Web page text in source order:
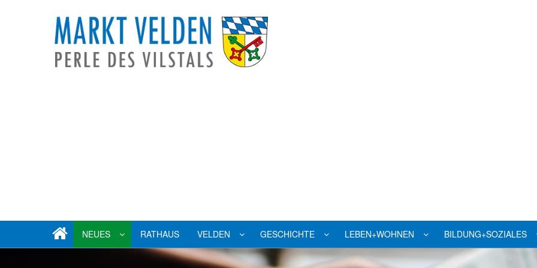
NEUES RATHAUS VELDEN GESCHICHTE LEBEN+WOHNEN BILDUNG+SOZIALES